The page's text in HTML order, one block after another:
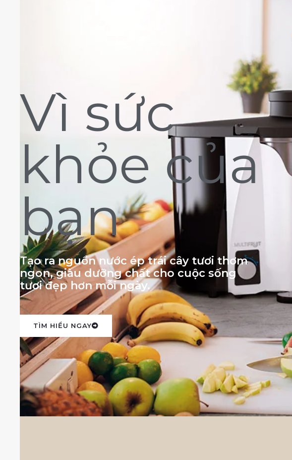
Vì sức
khỏe của
bạn
Tạo ra nguồn nước ép trái cây tươi thơm
ngon, giàu dưỡng chất cho cuộc sống
tươi đẹp hơn mỗi ngày.
TÌM HIỂU NGAY